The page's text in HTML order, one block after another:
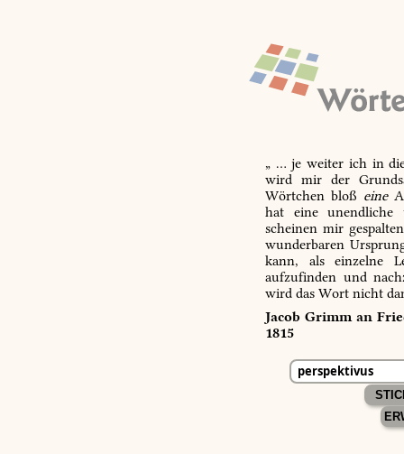
„ … je weiter ich in
wird mir der
Wörtchen bloß eine
hat eine unendliche
scheinen mir
wunderbaren
kann, als einzelne
aufzufinden und
wird das Wort nicht
Jacob Grimm an
1815